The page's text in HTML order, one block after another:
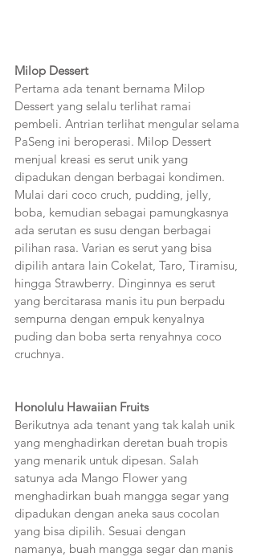
Milop Dessert
Pertama ada tenant bernama Milop
Dessert yang selalu terlihat ramai
pembeli. Antrian terlihat mengular selama
PaSeng ini beroperasi. Milop Dessert
menjual kreasi es serut unik yang
dipadukan dengan berbagai kondimen.
Mulai dari coco cruch, pudding, jelly,
boba, kemudian sebagai pamungkasnya
ada serutan es susu dengan berbagai
pilihan rasa. Varian es serut yang bisa
dipilih antara lain Cokelat, Taro, Tiramisu,
hingga Strawberry. Dinginnya es serut
yang bercitarasa manis itu pun berpadu
sempurna dengan empuk kenyalnya
puding dan boba serta renyahnya coco
cruchnya.
Honolulu Hawaiian Fruits
Berikutnya ada tenant yang tak kalah unik
yang menghadirkan deretan buah tropis
yang menarik untuk dipesan. Salah
satunya ada Mango Flower yang
menghadirkan buah mangga segar yang
dipadukan dengan aneka saus cocolan
yang bisa dipilih. Sesuai dengan
namanya, buah mangga segar dan manis